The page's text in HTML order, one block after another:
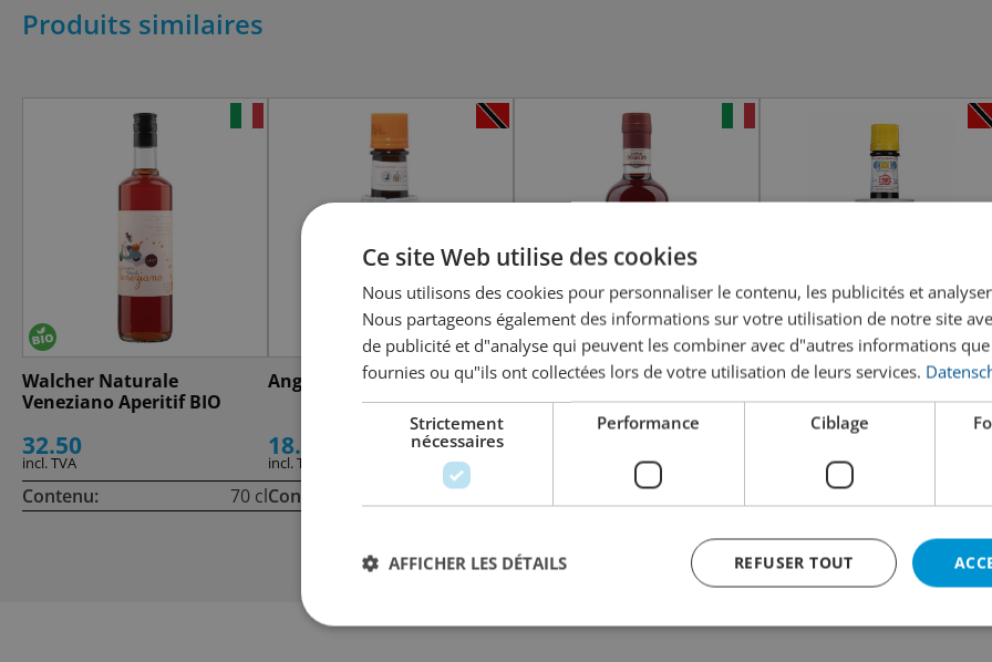
Produits similaires
Walcher Naturale
Veneziano Aperitif BIO
32.50
incl. TVA
Contenu: 70 cl
Angostura Orange Bitter
18.50
incl. TVA
Contenu:
Campari Negroni Pre-Mixed
Spirit Drink
Angostura Aromatic
Contenu:
Ce site Web utilise des cookies
Nous utilisons des cookies pour personnaliser le contenu, les publicités et
Nous partageons également des informations sur votre utilisation de notre site
de publicité et d"analyse qui peuvent les combiner avec d"autres informations
fournies ou qu"ils ont collectées lors de votre utilisation de leurs services.
Strictement
nécessaires
Performance Ciblage
REFUSER TOUT
AFFICHER LES DÉTAILS